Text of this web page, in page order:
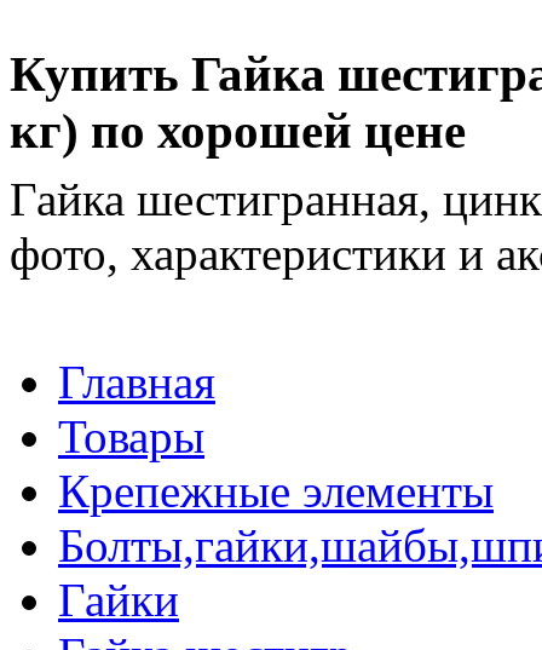
Купить Гайка
кг) по хорошей цене
Гайка шестигранная,
фото, характеристики и
Главная
Товары
Крепежные элементы
Гайки